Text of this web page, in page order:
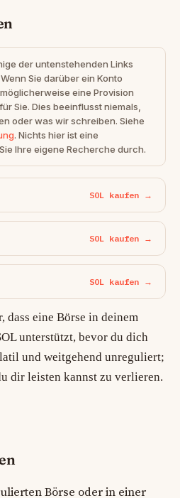
der untenstehenden Links
Sie darüber ein Konto
eine Provision
Sie. Dies beeinflusst niemals,
oder was wir schreiben. Siehe
. Nichts hier ist eine
Ihre eigene Recherche durch.
SOL kaufen →
SOL kaufen →
SOL kaufen →
dass eine Börse in deinem
unterstützt, bevor du dich
und weitgehend unreguliert;
dir leisten kannst zu verlieren.
Börse oder in einer